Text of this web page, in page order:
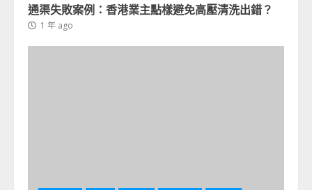
通渠失敗案例：香港業主點樣避免高壓清洗出錯？
1 年 ago